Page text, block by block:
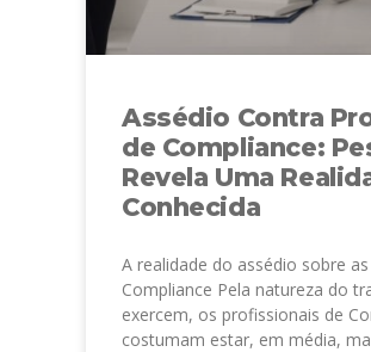
Assédio Contra
de Compliance:
Revela Uma
Conhecida
A realidade do assédio sobre
Compliance Pela natureza do
exercem, os profissionais de
costumam estar, em média,